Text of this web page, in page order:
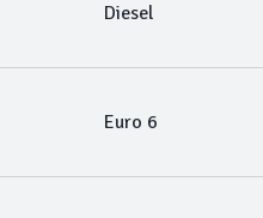
Diesel
Euro 6